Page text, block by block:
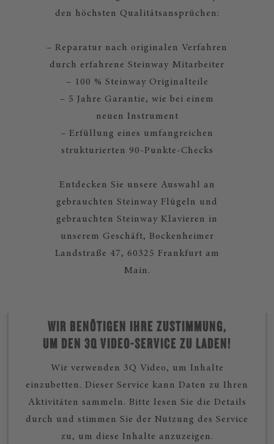
den höchsten Qualitätsansprüchen:
– Reparatur nach originalen Verfahren
durch erfahrene Steinway Mitarbeiter
– 100 % Steinway Originalteile
– 5 Jahre Garantie, wie bei einem
neuen Instrument
– Erfüllung eines umfangreichen
strukturierten 90-Punkte-Checks
Entdecken Sie unsere Auswahl an
gebrauchten Steinway Flügeln und
gebrauchten Steinway Klavieren in
unserem Geschäft, Bockenheimer
Landstraße 47, 60325 Frankfurt am
Main.
WIR BENÖTIGEN IHRE ZUSTIMMUNG,
UM DEN 3Q VIDEO-SERVICE ZU LADEN!
Wir verwenden 3Q Video, um Inhalte
einzubetten. Dieser Service kann Daten zu Ihren
Aktivitäten sammeln. Bitte lesen Sie die Details
durch und stimmen Sie der Nutzung des Service
zu, um diese Inhalte anzuzeigen.